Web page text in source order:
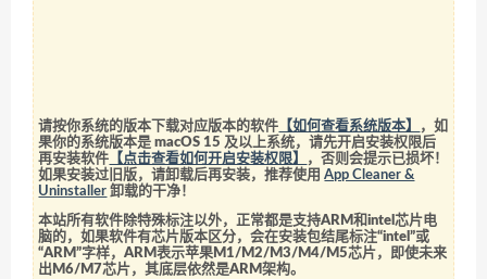
请按你系统的版本下载对应版本的软件 【如何查看系统版本】
，如
果你的系统版本是 macOS 15 及以上系统，请先开启安装权限后
再安装软件 【点击查看如何开启安装权限】
，否则会提示已损坏！
如果安装过旧版，请卸载后再安装，推荐使用App Cleaner &
Uninstaller 卸载的干净！
本站所有软件除特殊标注以外，正常都是支持ARM和intel芯片电
脑的，如果软件有芯片版本区分，会在安装包结尾标注“intel”或
“ARM”字样，ARM表示苹果M1/M2/M3/M4/M5芯片，即使未来
出M6/M7芯片，其底层依然是ARM架构。